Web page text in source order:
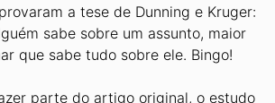
a tese de Dunning e Kruger:
sabe sobre um assunto, maior
que sabe tudo sobre ele. Bingo!
parte do artigo original, o estudo